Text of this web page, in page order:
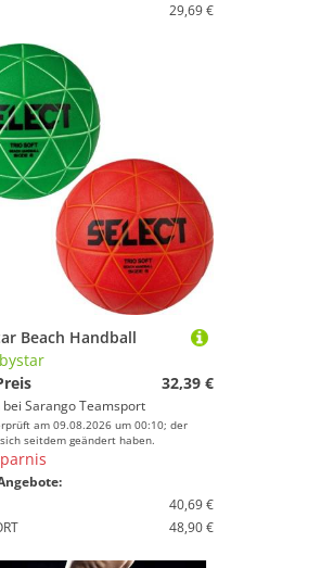
29,69 €
Beach Handball
32,39 €
Sarango Teamsport
am 09.08.2026 um 00:10; der
seitdem geändert haben.
40,69 €
48,90 €